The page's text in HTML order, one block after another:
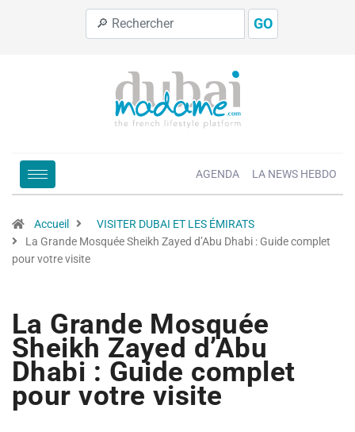
GO
AGENDA LA NEWS HEBDO
Accueil
VISITER DUBAI ET LES ÉMIRATS
La Grande Mosquée Sheikh Zayed d’Abu Dhabi : Guide complet
pour votre visite
La Grande Mosquée
Sheikh Zayed d’Abu
Dhabi : Guide complet
pour votre visite